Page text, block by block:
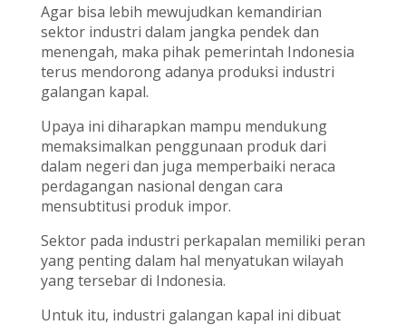
Agar bisa lebih mewujudkan kemandirian
sektor industri dalam jangka pendek dan
menengah, maka pihak pemerintah Indonesia
terus mendorong adanya produksi industri
galangan kapal.
Upaya ini diharapkan mampu mendukung
memaksimalkan penggunaan produk dari
dalam negeri dan juga memperbaiki neraca
perdagangan nasional dengan cara
mensubtitusi produk impor.
Sektor pada industri perkapalan memiliki peran
yang penting dalam hal menyatukan wilayah
yang tersebar di Indonesia.
Untuk itu, industri galangan kapal ini dibuat